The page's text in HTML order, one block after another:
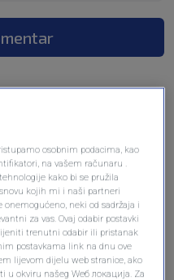
osobnim podacima, kao
na vašem računaru .
kako bi se pružila
kojih mi i naši partneri
neki od sadržaja i
za vas. Ovaj odabir postavki
trenutni odabir ili pristanak
postavkama link na dnu ove
lijevom dijelu web stranice, ako
okviru našeg Wеб локација. Za